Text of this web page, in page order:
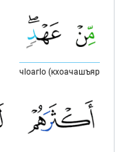
чlоагlо (кхоачашъяр